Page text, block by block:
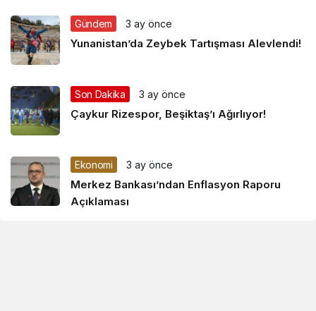
Gündem 3 ay önce
Yunanistan’da Zeybek Tartışması Alevlendi!
Son Dakika 3 ay önce
Çaykur Rizespor, Beşiktaş’ı Ağırlıyor!
Ekonomi 3 ay önce
Merkez Bankası’ndan Enflasyon Raporu
Açıklaması